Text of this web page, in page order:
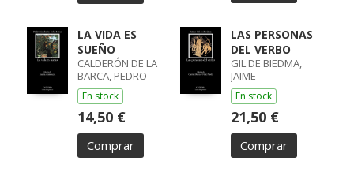
LA VIDA ES
SUEÑO
CALDERÓN DE LA
BARCA, PEDRO
En stock
14,50 €
Comprar
LAS PERSONAS
DEL VERBO
GIL DE BIEDMA,
JAIME
En stock
21,50 €
Comprar